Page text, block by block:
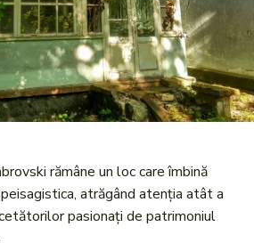
rămâne un loc care îmbină
atrăgând atenția atât a
pasionați de patrimoniul